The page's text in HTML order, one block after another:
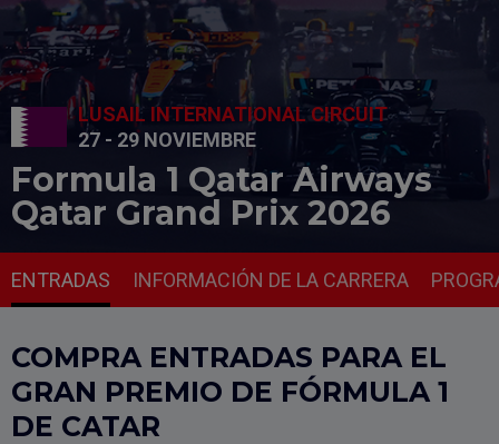
LUSAIL INTERNATIONAL CIRCUIT
27 - 29 NOVIEMBRE
Formula 1 Qatar Airways
Qatar Grand Prix 2026
ENTRADAS INFORMACIÓN DE LA CARRERA
COMPRA ENTRADAS PARA EL
GRAN PREMIO DE FÓRMULA 1
DE CATAR